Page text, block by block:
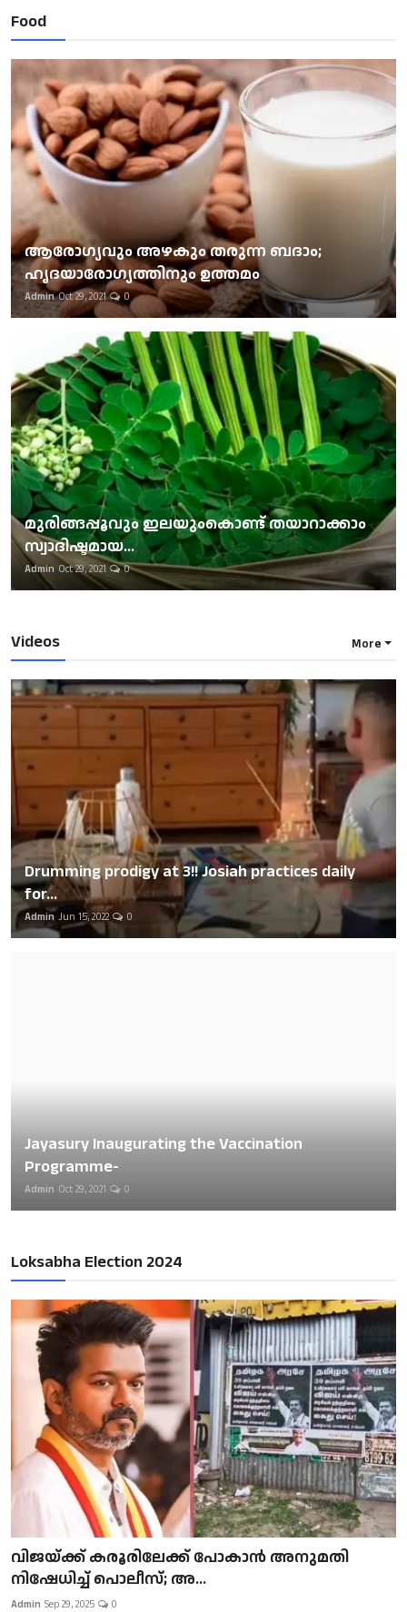
Food
ആരോഗ്യവും അഴകും തരുന്ന ബദാം;
ഹൃദയാരോഗ്യത്തിനും ഉത്തമം
Admin Oct 29, 2021 0
മുരിങ്ങപ്പൂവും ഇലയുംകൊണ്ട് തയാറാക്കാം
സ്വാദിഷ്ടമായ...
Admin Oct 29, 2021 0
Videos More
Drumming prodigy at 3!! Josiah practices daily
for...
Admin Jun 15, 2022 0
Jayasury Inaugurating the Vaccination
Programme-
Admin Oct 29, 2021 0
Loksabha Election 2024
വിജയ്ക്ക് കരൂരിലേക്ക് പോകാൻ അനുമതി
നിഷേധിച്ച് പൊലീസ്; അ...
Admin Sep 29, 2025 0